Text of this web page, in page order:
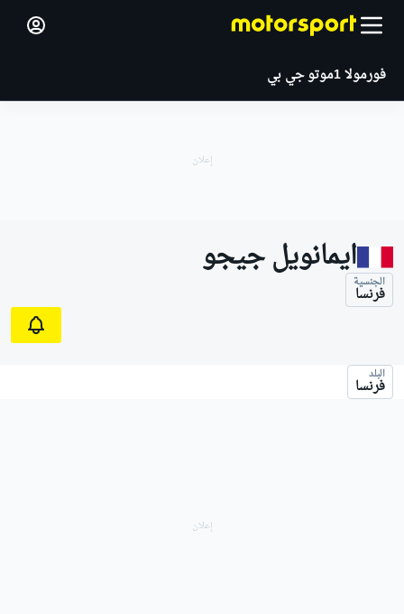
فورمولا 1 موتو جي بي
ايمانويل جيجو
الجنسية
فرنسا
البلد
فرنسا